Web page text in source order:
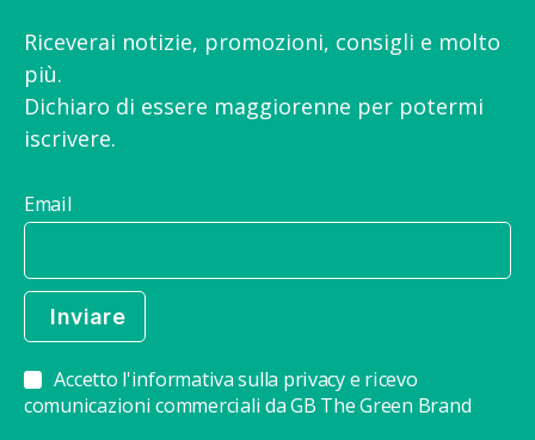
Riceverai notizie, promozioni, consigli e molto
più.
Dichiaro di essere maggiorenne per potermi
iscrivere.
Email
Accetto l'informativa sulla privacy e ricevo
comunicazioni commerciali da GB The Green Brand